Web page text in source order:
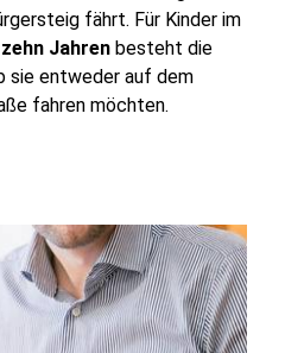
fährt. Für Kinder im
Jahren besteht die
sie entweder auf dem
fahren möchten.